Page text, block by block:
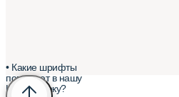
• Какие шрифты
попадают в нашу
Шрифтотеку?